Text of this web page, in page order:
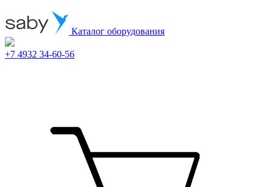
Каталог оборудования
+7 4932 34-60-56